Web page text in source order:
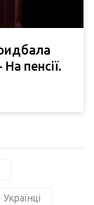
пенсії.
Українці